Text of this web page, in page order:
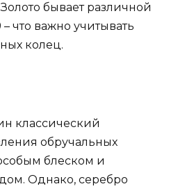
бывает различной
что важно учитывать
колец.
классический
обручальных
блеском и
Однако, серебро